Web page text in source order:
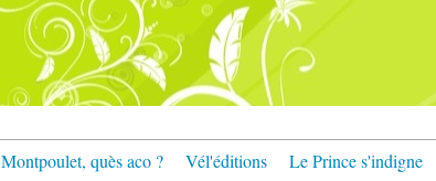
Montpoulet, quès aco ? Vél'éditions Le Prince s'indigne